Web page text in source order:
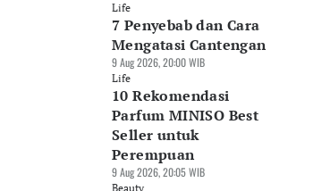
Life
7 Penyebab dan Cara
Mengatasi Cantengan
9 Aug 2026, 20:00 WIB
Life
10 Rekomendasi
Parfum MINISO Best
Seller untuk
Perempuan
9 Aug 2026, 20:05 WIB
Beauty